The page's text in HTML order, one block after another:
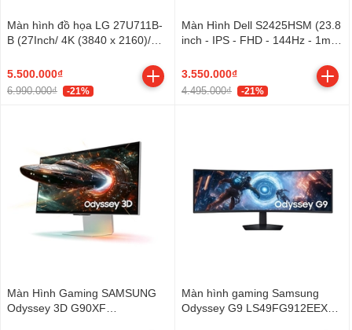
Màn hình đồ họa LG 27U711B-
B (27Inch/ 4K (3840 x 2160)/
5.500.000₫
6.990.000₫ -21%
Màn Hình Dell S2425HSM (23.8
inch - IPS - FHD - 144Hz - 1ms
3.550.000₫
4.495.000₫ -21%
Màn Hình Gaming SAMSUNG
Odyssey 3D G90XF
Màn hình gaming Samsung
Odyssey G9 LS49FG912EEXXV